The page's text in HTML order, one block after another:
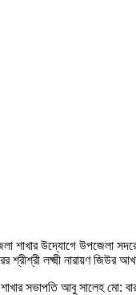
উদ্যোগে উপজেলা
শ্রীশ্রী লক্ষ্মী নারায়ণ জিউর
সভাপতি আবু সালেহ মো: